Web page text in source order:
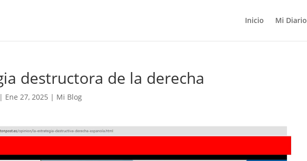
Inicio Mi Diario
destructora de la derecha
| Ene 27, 2025 | Mi Blog